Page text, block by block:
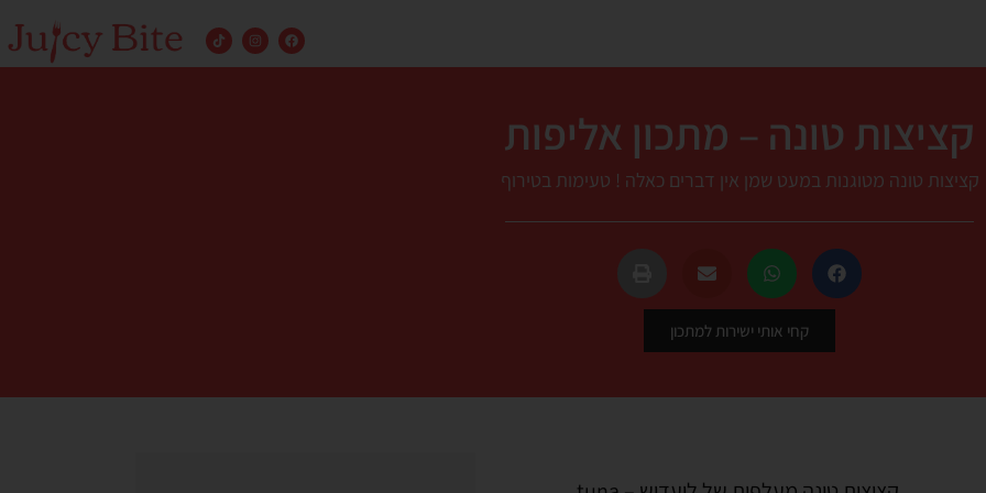
קציצות טונה – מתכון אליפות
קציצות טונה מטוגנות במעט שמן אין דברים כאלה ! טעימות בטירוף
קחי אותי ישירות למתכון